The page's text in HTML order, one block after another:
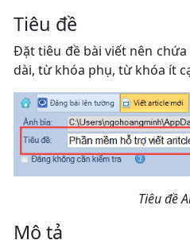
Tiêu đề
Đặt tiêu đề bài viết nên
dài, từ khóa phụ, từ khóa ít
Tiêu đề
Mô tả